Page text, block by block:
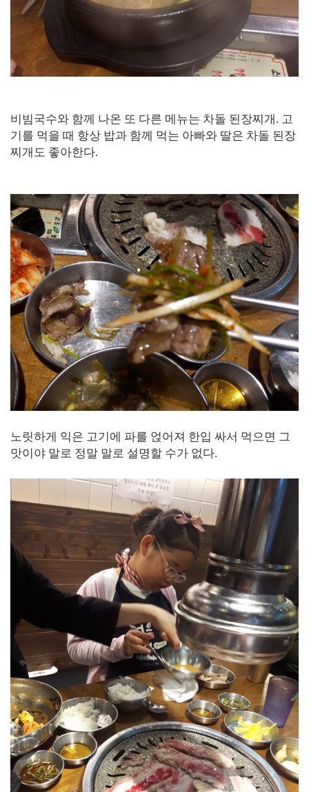
비빔국수와 함께 나온 또 다른 메뉴는 차돌 된장찌개. 고
기를 먹을 때 항상 밥과 함께 먹는 아빠와 딸은 차돌 된장
찌개도 좋아한다.
노릿하게 익은 고기에 파를 얹어져 한입 싸서 먹으면 그
맛이야 말로 정말 말로 설명할 수가 없다.